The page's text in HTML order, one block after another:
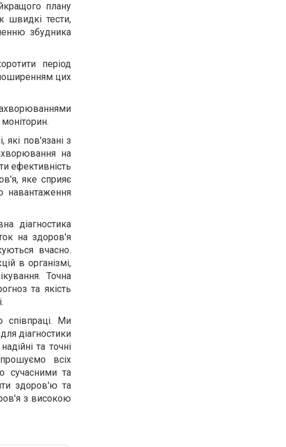
плану
швидкі тести,
збудника
період
цих
пов'язані з
на
ефективність
яке сприяє
навантаження
діагностика
на здоров'я
вчасно.
в організмі,
Точна
та якість
співпраці. Ми
діагностики
та точні
всіх
сучасними та
здоров'ю та
з високою